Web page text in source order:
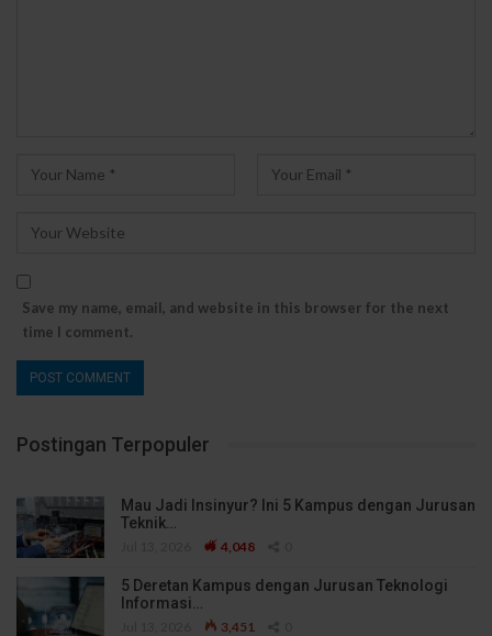
Save my name, email, and website in this browser for the next
time I comment.
Postingan Terpopuler
Mau Jadi Insinyur? Ini 5 Kampus dengan Jurusan
Teknik…
4,048
5 Deretan Kampus dengan Jurusan Teknologi
Informasi…
3,451